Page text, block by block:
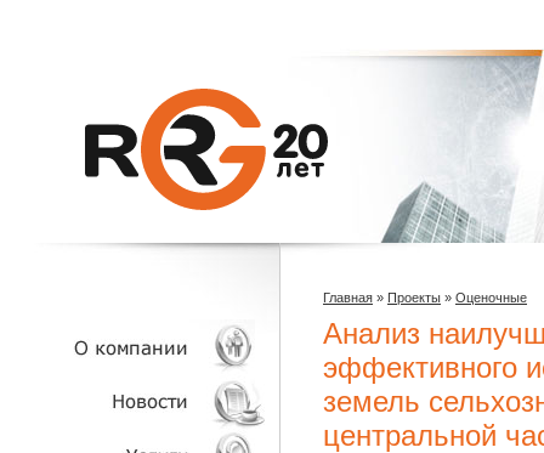
О КОМПАНИИ
Главная » Проекты » Оценочные
Анализ
эффективного
земель
центральной